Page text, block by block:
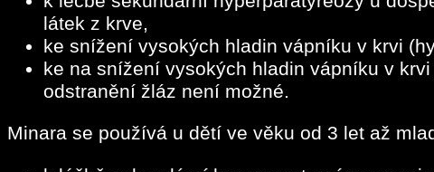
látek z krve,
ke snížení vysokých hladin vápníku v krvi
ke na snížení vysokých hladin vápníku v
odstranění žláz není možné.
Minara se používá u dětí ve věku od 3 let až